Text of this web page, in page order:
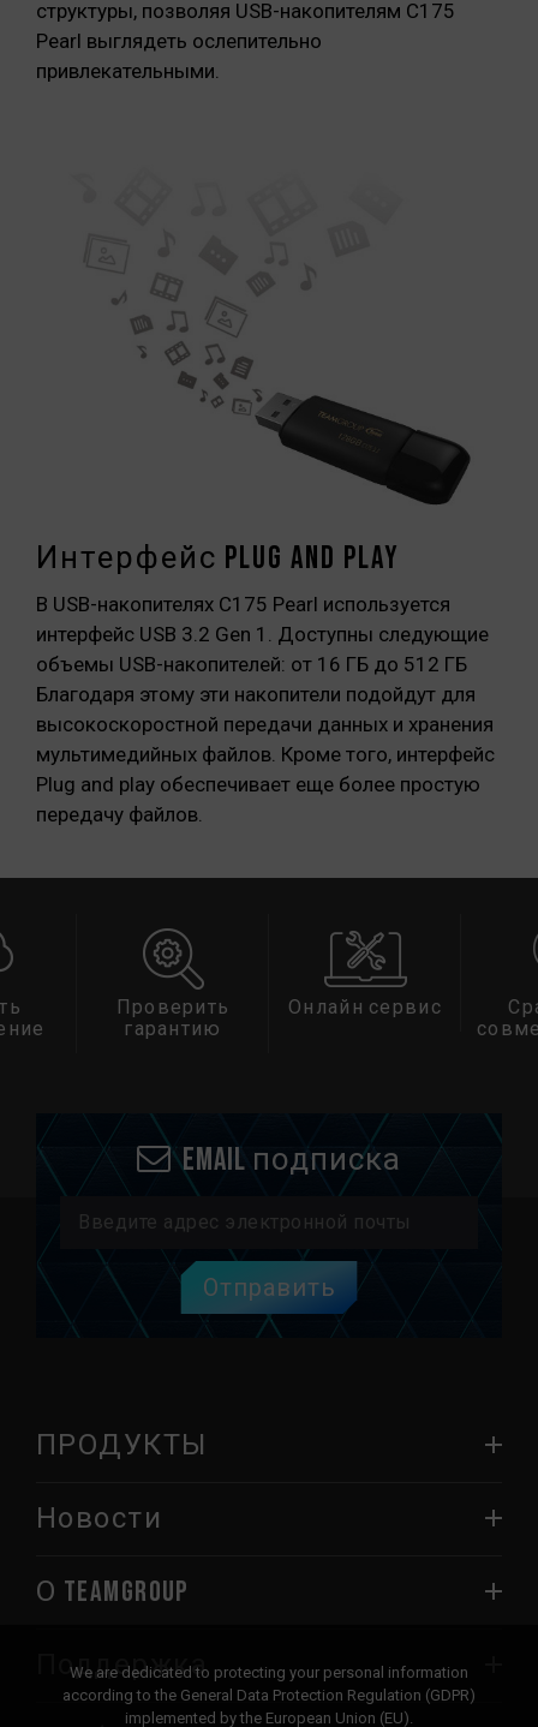
структуры, позволяя USB-накопителям C175
Pearl выглядеть ослепительно
привлекательными.
Интерфейс Plug and play
В USB-накопителях C175 Pearl используется
интерфейс USB 3.2 Gen 1. Доступны следующие
объемы USB-накопителей: от 16 ГБ до 512 ГБ
Благодаря этому эти накопители подойдут для
высокоскоростной передачи данных и хранения
мультимедийных файлов. Кроме того, интерфейс
Plug and play обеспечивает еще более простую
передачу файлов.
Проверить
гарантию
Онлайн сервис
Email подписка
Отправить
ПРОДУКТЫ
Новости
О TEAMGROUP
Поддержка
We are dedicated to protecting your personal information
according to the General Data Protection Regulation (GDPR)
implemented by the European Union (EU).